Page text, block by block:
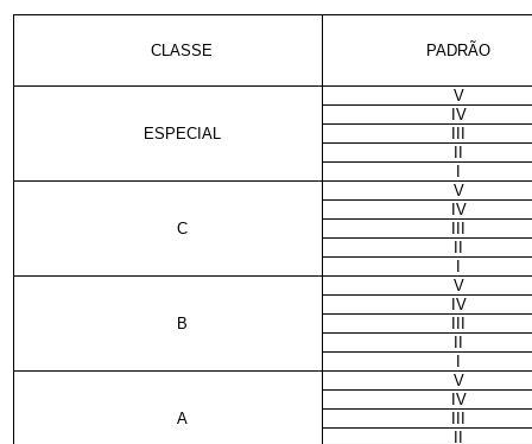
CLASSE PADRÃO
ESPECIAL
V
IV
C
V
IV
B
V
IV
A
V
IV